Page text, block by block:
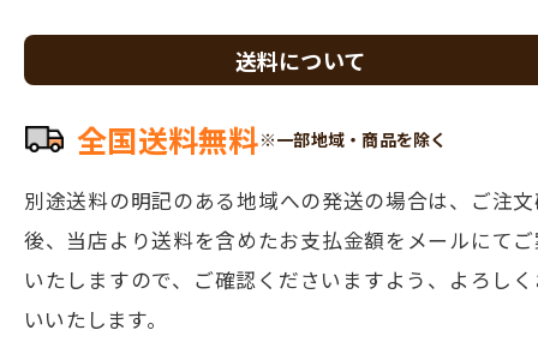
送料について
全国送料無料※一部地域・商品を除く
別途送料の明記のある地域への発送の場合は、ご注
後、当店より送料を含めたお支払金額をメールにて
いたしますので、ご確認くださいますよう、よろし
いいたします。